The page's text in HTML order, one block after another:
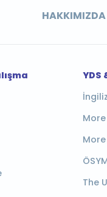
HAKKIMIZDA
YDS
The